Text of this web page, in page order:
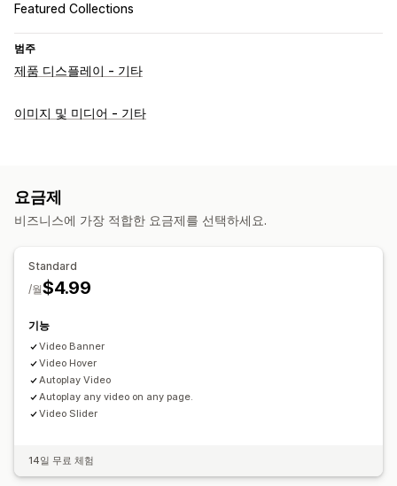
Featured Collections
범주
제품 디스플레이 - 기타
이미지 및 미디어 - 기타
요금제
비즈니스에 가장 적합한 요금제를 선택하세요.
Standard
$4.99
/월
기능
Video Banner
Video Hover
Autoplay Video
Autoplay any video on any page.
Video Slider
14일 무료 체험